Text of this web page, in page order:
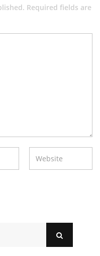
Required fields are